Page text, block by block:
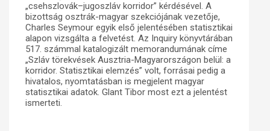
„csehszlovák–jugoszláv korridor” kérdésével. A
bizottság osztrák-magyar szekciójának vezetője,
Charles Seymour egyik első jelentésében statisztikai
alapon vizsgálta a felvetést. Az Inquiry könyvtárában
517. számmal katalogizált memorandumának címe
„Szláv törekvések Ausztria-Magyarországon belül: a
korridor. Statisztikai elemzés” volt, forrásai pedig a
hivatalos, nyomtatásban is megjelent magyar
statisztikai adatok. Glant Tibor most ezt a jelentést
ismerteti.